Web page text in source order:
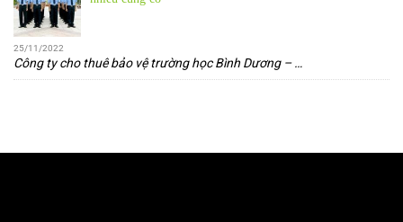
25/11/2022
Công ty cho thuê bảo vệ trường học Bình Dương –…